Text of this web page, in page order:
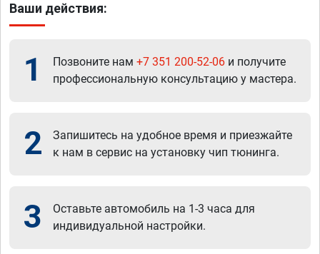
Ваши действия:
1 Позвоните нам +7 351 200-52-06 и получите
профессиональную консультацию у мастера.
2
Запишитесь на удобное время и приезжайте
к нам в сервис на установку чип тюнинга.
3
Оставьте автомобиль на 1-3 часа для
индивидуальной настройки.